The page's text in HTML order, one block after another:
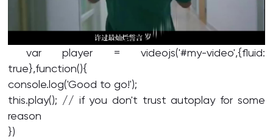
Video
var player = videojs('#my-video',{fluid:
true},function(){
console.log('Good to go!');
this.play(); // if you don't trust autoplay for some
reason
})